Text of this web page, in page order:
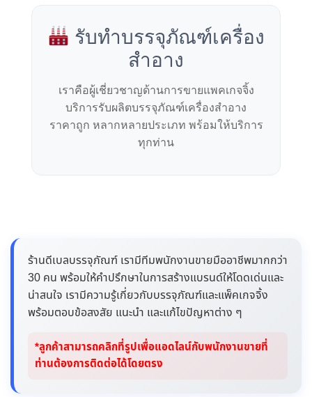
รับทำบรรจุภัณฑ์เครื่อง
สำอาง
เราคือผู้เชี่ยวชาญด้านการขายแพคเกจจิ้ง
บริการรับผลิตบรรจุภัณฑ์เครื่องสำอาง
ราคาถูก หลากหลายประเภท พร้อมให้บริการ
ทุกท่าน
ร้านดีเบลบรรจุภัณฑ์ เรามีทีมพนักงานขายมืออาชีพมากกว่า
30 คน พร้อมให้คำปรึกษาในการสร้างแบรนด์ให้โดดเด่นและ
น่าสนใจ เรามีความรู้เกี่ยวกับบรรจุภัณฑ์และแพ็คเกจจิ้ง
พร้อมตอบข้อสงสัย แนะนำ และแก้ไขปัญหาต่าง ๆ
*ลูกค้าสามารถคลิกที่รูปเพื่อแอดไลน์กับพนักงานขายที่
ท่านต้องการติดต่อได้โดยตรง